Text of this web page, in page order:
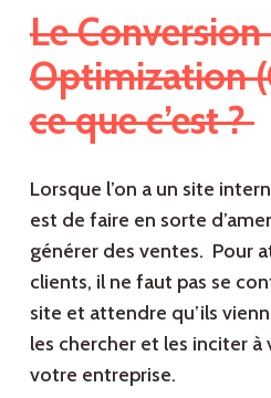
Le Conversion
Optimization
ce que c’est ?
Lorsque l’on a un site
est de faire en sorte
générer des ventes. Pour
clients, il ne faut pas se
site et attendre qu’ils
les chercher et les inciter à
votre entreprise.